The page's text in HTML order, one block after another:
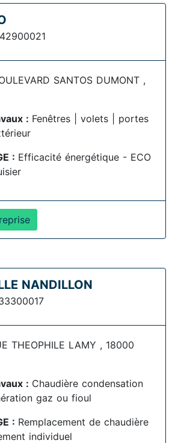
SANTOS DUMONT ,
: Fenêtres | volets | portes
: Efficacité énergétique - ECO
NANDILLON
THEOPHILE LAMY , 18000
: Chaudière condensation
gaz ou fioul
: Remplacement de chaudière
individuel